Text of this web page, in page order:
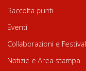
Raccolta punti
Eventi
Collaborazioni e Festival
Notizie e Area stampa